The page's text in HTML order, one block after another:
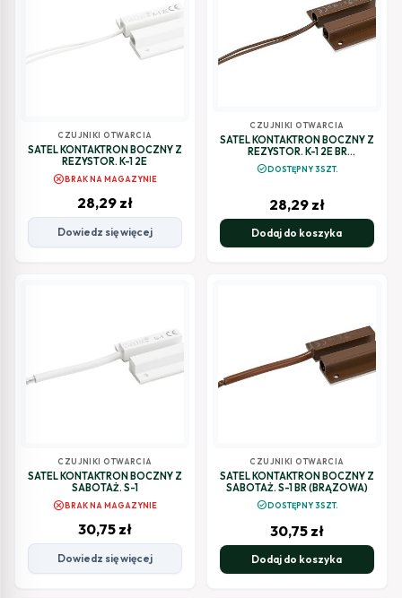
CZUJNIKI OTWARCIA
SATEL KONTAKTRON BOCZNY Z
REZYSTOR. K-1 2E
cancelBRAK NA MAGAZYNIE
28,29 zł
Dowiedz się więcej
CZUJNIKI OTWARCIA
SATEL KONTAKTRON BOCZNY Z
REZYSTOR. K-1 2E BR
check_circleDOSTĘPNY 3SZT.
28,29 zł
Dodaj do koszyka
CZUJNIKI OTWARCIA
SATEL KONTAKTRON BOCZNY Z
SABOTAŻ. S-1
cancelBRAK NA MAGAZYNIE
30,75 zł
Dowiedz się więcej
CZUJNIKI OTWARCIA
SATEL KONTAKTRON BOCZNY Z
SABOTAŻ. S-1 BR (BRĄZOWA)
check_circleDOSTĘPNY 3SZT.
30,75 zł
Dodaj do koszyka